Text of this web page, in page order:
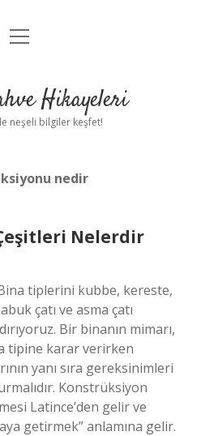
Anasayfa
Uyarı
menüyü
Hikayeleri
neşeli bilgiler keşfet!
nedir
Nelerdir
tiplerini kubbe, kereste,
çatı ve asma çatı
Bir binanın mimarı,
tipine karar verirken
yanı sıra gereksinimleri
Konstrüksiyon
Latince’den gelir ve
getirmek” anlamına gelir.